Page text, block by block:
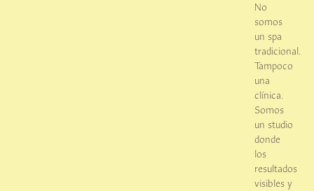
No
somos
un spa
tradicional.
Tampoco
una
clínica.
Somos
un studio
donde
los
resultados
visibles y